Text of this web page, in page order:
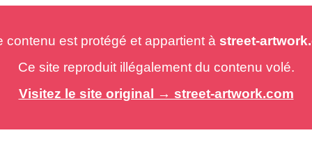
est protégé et appartient à street-
Ce site reproduit illégalement du contenu volé.
Visitez le site original → street-artwork.com